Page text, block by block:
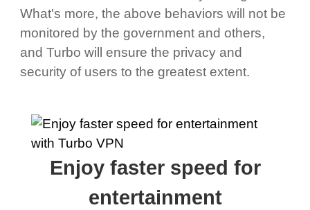
What's more, the above behaviors will not be
monitored by the government and others,
and Turbo will ensure the privacy and
security of users to the greatest extent.
Enjoy faster speed for
entertainment